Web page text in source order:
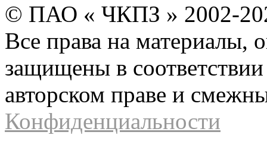
© ПАО « ЧКПЗ » 2002-
Все права на материалы,
защищены в соответствии
авторском праве и
Конфиденциальности